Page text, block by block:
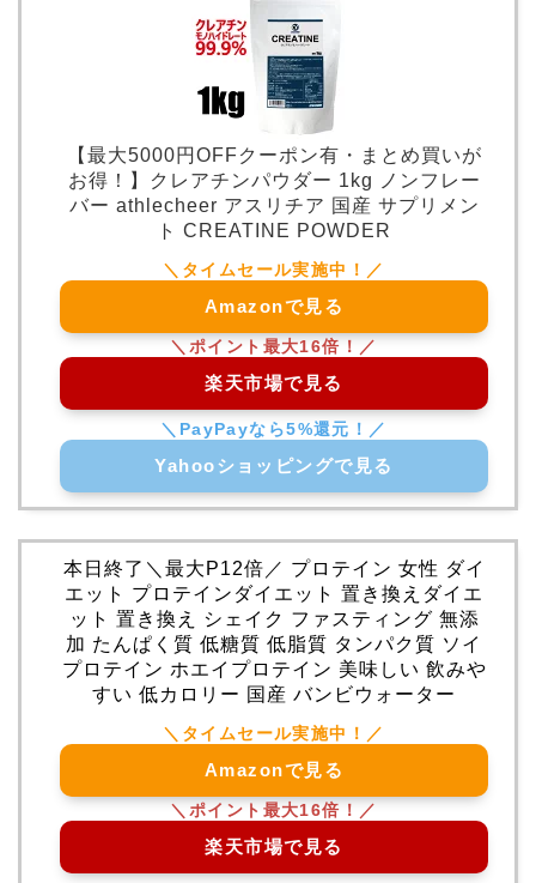
【最大5000円OFFクーポン有・まとめ買いが
お得！】クレアチンパウダー 1kg ノンフレー
バー athlecheer アスリチア 国産 サプリメン
ト CREATINE POWDER
Amazonで見る
楽天市場で見る
Yahooショッピングで見る
本日終了＼最大P12倍／ プロテイン 女性 ダイ
エット プロテインダイエット 置き換えダイエ
ット 置き換え シェイク ファスティング 無添
加 たんぱく質 低糖質 低脂質 タンパク質 ソイ
プロテイン ホエイプロテイン 美味しい 飲みや
すい 低カロリー 国産 バンビウォーター
Amazonで見る
楽天市場で見る